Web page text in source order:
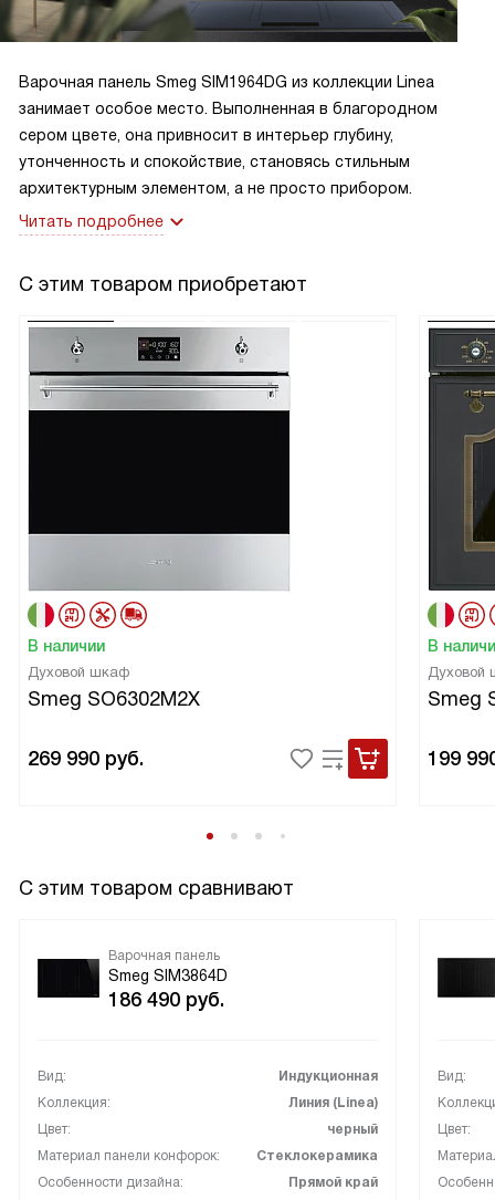
Варочная панель Smeg SIM1964DG из коллекции Linea
занимает особое место. Выполненная в благородном
сером цвете, она привносит в интерьер глубину,
утонченность и спокойствие, становясь стильным
архитектурным элементом, а не просто прибором.
Читать подробнее
С этим товаром приобретают
В наличии
Духовой шкаф
Smeg SO6302M2X
269 990 руб.
В
Духовой
Smeg
199
С этим товаром сравнивают
Варочная панель
Smeg SIM3864D
186 490 руб.
Вид:
Индукционная
Коллекция:
Линия (Linea)
Цвет:
черный
Материал панели конфорок:
Стеклокерамика
Особенности дизайна:
Прямой край
Вид:
Цвет: